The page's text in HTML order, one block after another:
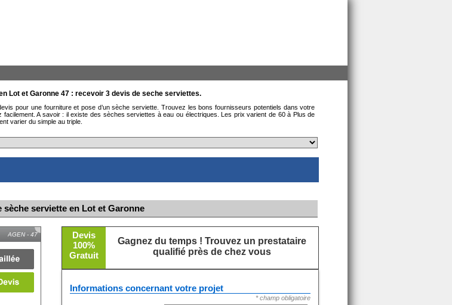
Lot et Garonne 47 : recevoir 3 devis de seche serviettes.
pour une fourniture et pose d’un sèche serviette. Trouvez les bons fournisseurs potentiels dans votre
A savoir : il existe des sèches serviettes à eau ou électriques. Les prix varient de 60 à Plus de
varier du simple au triple.
sèche serviette en Lot et Garonne
AGEN - 47
Devis
100%
Gratuit
Gagnez du temps ! Trouvez un prestataire
qualifié près de chez vous
Informations concernant votre projet
* champ obligatoire